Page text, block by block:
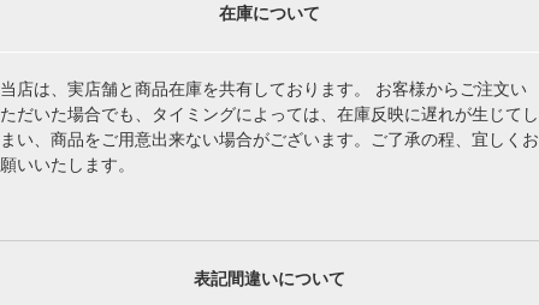
在庫について
当店は、実店舗と商品在庫を共有しております。 お客様からご注文い
ただいた場合でも、タイミングによっては、在庫反映に遅れが生じてし
まい、商品をご用意出来ない場合がございます。ご了承の程、宜しくお
願いいたします。
表記間違いについて